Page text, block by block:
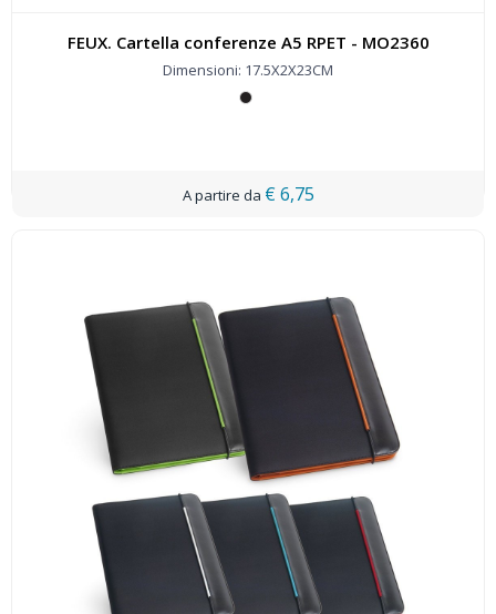
FEUX. Cartella conferenze A5 RPET - MO2360
Dimensioni: 17.5X2X23CM
€ 6,75